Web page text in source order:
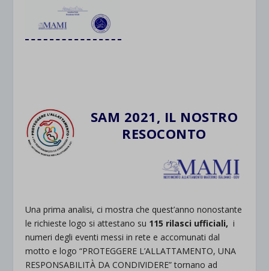
SAM 2021, IL NOSTRO
RESOCONTO
Una prima analisi, ci mostra che quest’anno nonostante
le richieste logo si attestano su 115 rilasci ufficiali, i
numeri degli eventi messi in rete e accomunati dal
motto e logo “PROTEGGERE L’ALLATTAMENTO, UNA
RESPONSABILITÀ DA CONDIVIDERE” tornano ad